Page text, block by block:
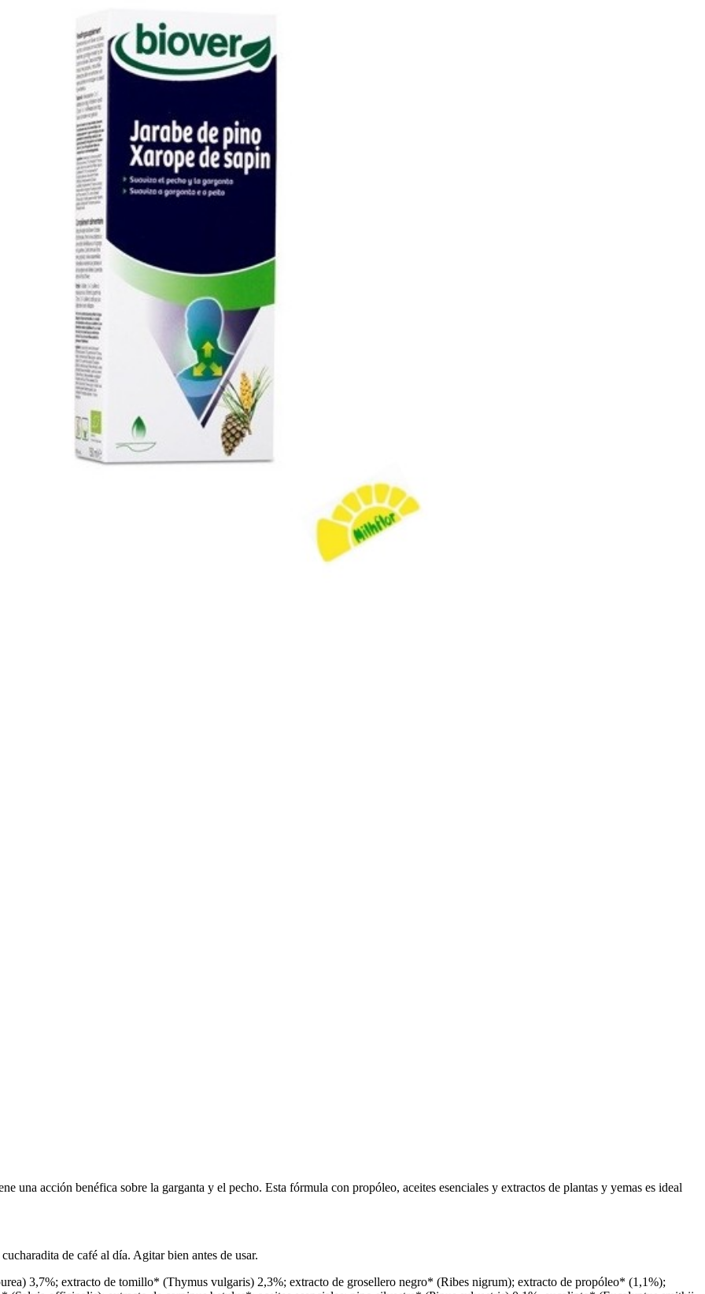
una acción benéfica sobre la garganta y el pecho. Esta fórmula con propóleo, aceites esenciales y extractos de plantas y yemas es ideal
de café al día. Agitar bien antes de usar.
3,7%; extracto de tomillo* (Thymus vulgaris) 2,3%; extracto de grosellero negro* (Ribes nigrum); extracto de propóleo* (1,1%);